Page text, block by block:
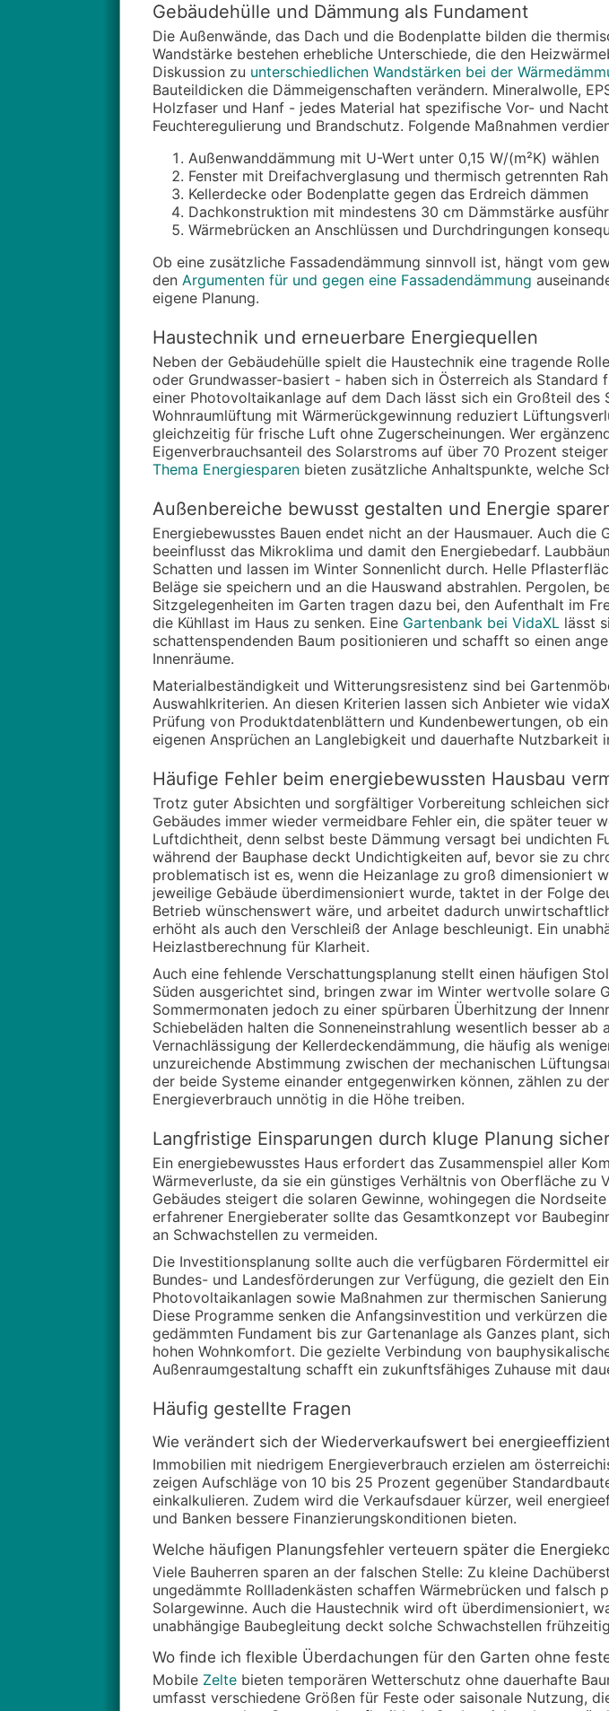
Gebäudehülle und Dämmung als Fundament
Die Außenwände, das Dach und die Bodenplatte bilden die
Wandstärke bestehen erhebliche Unterschiede, die den
Diskussion zu unterschiedlichen Wandstärken bei der
Bauteildicken die Dämmeigenschaften verändern. Mineralwolle,
Holzfaser und Hanf - jedes Material hat spezifische Vor- und
Feuchteregulierung und Brandschutz. Folgende Maßnahmen
Außenwanddämmung mit U-Wert unter 0,15 W/(m²K) wählen
Fenster mit Dreifachverglasung und thermisch getrennten
Kellerdecke oder Bodenplatte gegen das Erdreich dämmen
Dachkonstruktion mit mindestens 30 cm Dämmstärke
Wärmebrücken an Anschlüssen und Durchdringungen
Ob eine zusätzliche Fassadendämmung sinnvoll ist, hängt vom
den Argumenten für und gegen eine Fassadendämmung
eigene Planung.
Haustechnik und erneuerbare Energiequellen
Neben der Gebäudehülle spielt die Haustechnik eine tragende
oder Grundwasser-basiert - haben sich in Österreich als
einer Photovoltaikanlage auf dem Dach lässt sich ein Großteil
Wohnraumlüftung mit Wärmerückgewinnung reduziert
gleichzeitig für frische Luft ohne Zugerscheinungen. Wer
Eigenverbrauchsanteil des Solarstroms auf über 70 Prozent
Thema Energiesparenbieten zusätzliche Anhaltspunkte, welche
Außenbereiche bewusst gestalten und Energie
Energiebewusstes Bauen endet nicht an der Hausmauer. Auch die
beeinflusst das Mikroklima und damit den Energiebedarf.
Schatten und lassen im Winter Sonnenlicht durch. Helle
Beläge sie speichern und an die Hauswand abstrahlen. Pergolen,
Sitzgelegenheiten im Garten tragen dazu bei, den Aufenthalt im
die Kühllast im Haus zu senken. Eine Gartenbank bei VidaXLlässt
schattenspendenden Baum positionieren und schafft so einen
Innenräume.
Materialbeständigkeit und Witterungsresistenz sind bei
Auswahlkriterien. An diesen Kriterien lassen sich Anbieter wie
Prüfung von Produktdatenblättern und Kundenbewertungen, ob
eigenen Ansprüchen an Langlebigkeit und dauerhafte Nutzbarkeit
Häufige Fehler beim energiebewussten Hausbau
Trotz guter Absichten und sorgfältiger Vorbereitung schleichen
Gebäudes immer wieder vermeidbare Fehler ein, die später teuer
Luftdichtheit, denn selbst beste Dämmung versagt bei undichten
während der Bauphase deckt Undichtigkeiten auf, bevor sie zu
problematisch ist es, wenn die Heizanlage zu groß dimensioniert
jeweilige Gebäude überdimensioniert wurde, taktet in der Folge
Betrieb wünschenswert wäre, und arbeitet dadurch
erhöht als auch den Verschleiß der Anlage beschleunigt. Ein
Heizlastberechnung für Klarheit.
Auch eine fehlende Verschattungsplanung stellt einen häufigen
Süden ausgerichtet sind, bringen zwar im Winter wertvolle solare
Sommermonaten jedoch zu einer spürbaren Überhitzung der
Schiebeläden halten die Sonneneinstrahlung wesentlich besser ab
Vernachlässigung der Kellerdeckendämmung, die häufig als
unzureichende Abstimmung zwischen der mechanischen
der beide Systeme einander entgegenwirken können, zählen zu
Energieverbrauch unnötig in die Höhe treiben.
Langfristige Einsparungen durch kluge Planung
Ein energiebewusstes Haus erfordert das Zusammenspiel aller
Wärmeverluste, da sie ein günstiges Verhältnis von Oberfläche zu
Gebäudes steigert die solaren Gewinne, wohingegen die
erfahrener Energieberater sollte das Gesamtkonzept vor
an Schwachstellen zu vermeiden.
Die Investitionsplanung sollte auch die verfügbaren Fördermittel
Bundes- und Landesförderungen zur Verfügung, die gezielt den
Photovoltaikanlagen sowie Maßnahmen zur thermischen
Diese Programme senken die Anfangsinvestition und verkürzen
gedämmten Fundament bis zur Gartenanlage als Ganzes plant,
hohen Wohnkomfort. Die gezielte Verbindung von
Außenraumgestaltung schafft ein zukunftsfähiges Zuhause mit
Häufig gestellte Fragen
Wie verändert sich der Wiederverkaufswert bei
Immobilien mit niedrigem Energieverbrauch erzielen am
zeigen Aufschläge von 10 bis 25 Prozent gegenüber
einkalkulieren. Zudem wird die Verkaufsdauer kürzer, weil
und Banken bessere Finanzierungskonditionen bieten.
Welche häufigen Planungsfehler verteuern später die
Viele Bauherren sparen an der falschen Stelle: Zu kleine
ungedämmte Rollladenkästen schaffen Wärmebrücken und falsch
Solargewinne. Auch die Haustechnik wird oft überdimensioniert,
unabhängige Baubegleitung deckt solche Schwachstellen
Wo finde ich flexible Überdachungen für den Garten ohne
Mobile Zeltebieten temporären Wetterschutz ohne dauerhafte
umfasst verschiedene Größen für Feste oder saisonale Nutzung,